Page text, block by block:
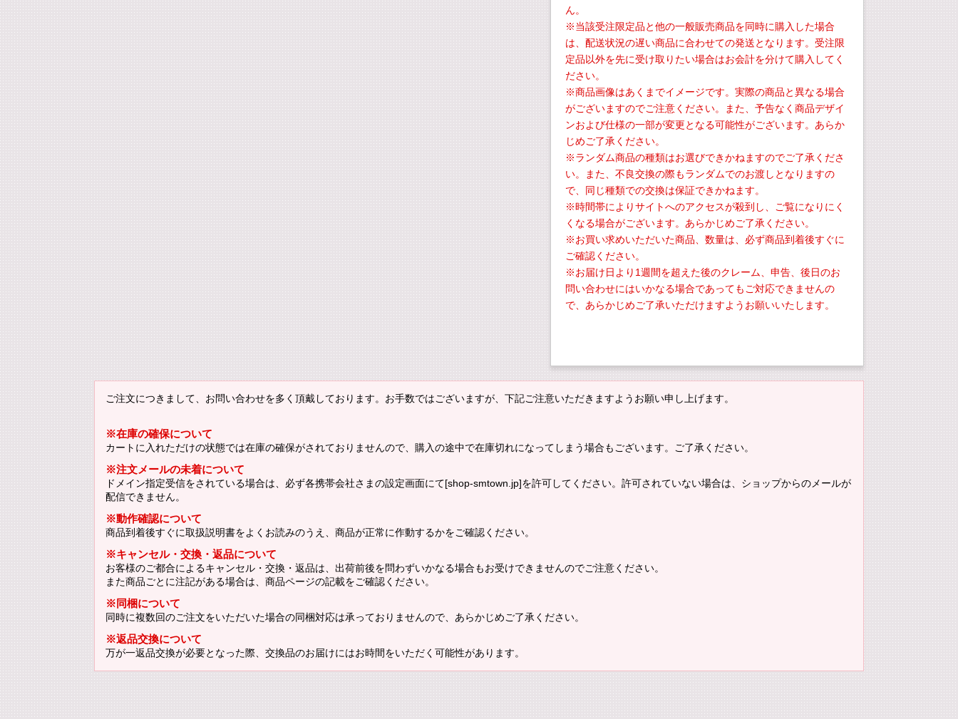
ん。
※当該受注限定品と他の一般販売商品を同時に購入した場合
は、配送状況の遅い商品に合わせての発送となります。受注限
定品以外を先に受け取りたい場合はお会計を分けて購入してく
ださい。
※商品画像はあくまでイメージです。実際の商品と異なる場合
がございますのでご注意ください。また、予告なく商品デザイ
ンおよび仕様の一部が変更となる可能性がございます。あらか
じめご了承ください。
※ランダム商品の種類はお選びできかねますのでご了承くださ
い。また、不良交換の際もランダムでのお渡しとなりますの
で、同じ種類での交換は保証できかねます。
※時間帯によりサイトへのアクセスが殺到し、ご覧になりにく
くなる場合がございます。あらかじめご了承ください。
※お買い求めいただいた商品、数量は、必ず商品到着後すぐに
ご確認ください。
※お届け日より1週間を超えた後のクレーム、申告、後日のお
問い合わせにはいかなる場合であってもご対応できませんの
で、あらかじめご了承いただけますようお願いいたします。
ご注文につきまして、お問い合わせを多く頂戴しております。お手数ではございますが、下記ご注意いただきますようお願い申し上げます。
※在庫の確保について
カートに入れただけの状態では在庫の確保がされておりませんので、購入の途中で在庫切れになってしまう場合もございます。ご了承ください。
※注文メールの未着について
ドメイン指定受信をされている場合は、必ず各携帯会社さまの設定画面にて[shop-smtown.jp]を許可してください。許可されていない場合は、ショップからのメールが
配信できません。
※動作確認について
商品到着後すぐに取扱説明書をよくお読みのうえ、商品が正常に作動するかをご確認ください。
※キャンセル・交換・返品について
お客様のご都合によるキャンセル・交換・返品は、出荷前後を問わずいかなる場合もお受けできませんのでご注意ください。
また商品ごとに注記がある場合は、商品ページの記載をご確認ください。
※同梱について
同時に複数回のご注文をいただいた場合の同梱対応は承っておりませんので、あらかじめご了承ください。
※返品交換について
万が一返品交換が必要となった際、交換品のお届けにはお時間をいただく可能性があります。